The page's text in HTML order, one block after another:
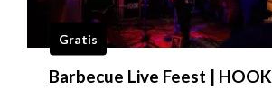
Gratis
Barbecue Live Feest | HOOK